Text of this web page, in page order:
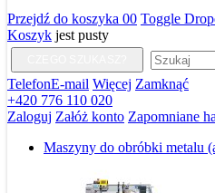
Przejdź do koszyka 00 Toggle
Koszyk jest pusty
TelefonE-mail Więcej Zamknąć
+420 776 110 020
Zaloguj Załóż konto Zapomniane
Maszyny do obróbki metalu